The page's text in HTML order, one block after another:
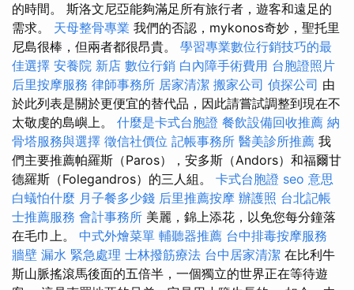
的時間。 斯洛文尼亞能夠滿足所有旅行者，遊客和遠足的
需求。 天母整骨專業 我們的否認，mykonos奇妙，聖托里
尼島很棒，但兩者都很昂貴。 學習專業數位行銷技巧的最
佳選擇 安養院 新店 數位行銷 白內障手術費用 台胞證照片
后里按摩服務 律師事務所 居家清潔 搬家公司 偵探公司 由
於此列表是關於更便宜的替代品，因此請嘗試調整到現在不
太敬虔的島嶼上。 什麼是卡式台胞證 餐飲設備回收推薦 納
骨塔服務與選擇 徵信社價位 記帳事務所 醫美診所推薦 我
們主要推薦帕羅斯（Paros），安多斯（Andors）和福爾甘
德羅斯（Folegandros）的三人組。 卡式台胞證 seo 意思
白蟻怕什麼 月子餐多少錢 后里推薦按摩 辦護照 台北記帳
士推薦服務 會計事務所 美麗，錦上添花，以免您每分鐘落
在毛巾上。 中式外燴菜單 輔聽器推薦 台中排毒按摩服務
牆壁 漏水 緊急處理 士林撥筋療法 台中居家清潔 在比利牛
斯山脈搖滾馬後面的五倍半，一個獨立的世界正在等待遊